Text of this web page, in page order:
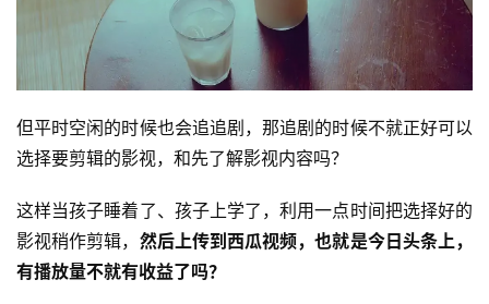
但平时空闲的时候也会追追剧，那追剧的时候不就正好可以
选择要剪辑的影视，和先了解影视内容吗？
这样当孩子睡着了、孩子上学了，利用一点时间把选择好的
影视稍作剪辑， 然后上传到西瓜视频，也就是今日头条上，
有播放量不就有收益了吗？